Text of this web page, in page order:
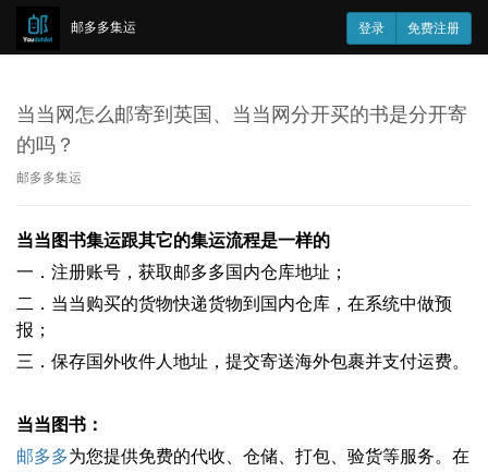
邮多多集运 登录 免费注册
当当网怎么邮寄到英国、当当网分开买的书是分开寄
的吗？
邮多多集运
当当图书集运跟其它的集运流程是一样的
一．注册账号，获取邮多多国内仓库地址；
二．当当购买的货物快递货物到国内仓库，在系统中做预
报；
三．保存国外收件人地址，提交寄送海外包裹并支付运费。
当当图书 ：
邮多多为您提供免费的代收、仓储、打包、验货等服务。在